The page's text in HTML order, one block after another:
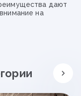
дают
на